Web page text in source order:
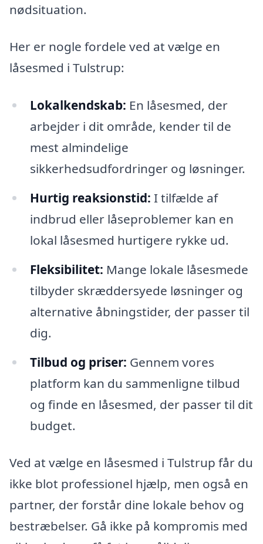
nødsituation.
Her er nogle fordele ved at vælge en
låsesmed i Tulstrup:
Lokalkendskab: En låsesmed, der
arbejder i dit område, kender til de
mest almindelige
sikkerhedsudfordringer og løsninger.
Hurtig reaksionstid: I tilfælde af
indbrud eller låseproblemer kan en
lokal låsesmed hurtigere rykke ud.
Fleksibilitet: Mange lokale låsesmede
tilbyder skræddersyede løsninger og
alternative åbningstider, der passer til
dig.
Tilbud og priser: Gennem vores
platform kan du sammenligne tilbud
og finde en låsesmed, der passer til dit
budget.
Ved at vælge en låsesmed i Tulstrup får du
ikke blot professionel hjælp, men også en
partner, der forstår dine lokale behov og
bestræbelser. Gå ikke på kompromis med